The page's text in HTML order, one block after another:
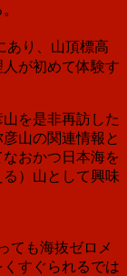
あり、山頂標高
が初めて体験す
を是非再訪した
山の関連情報と
おかつ日本海を
）山として興味
ても海抜ゼロメ
すぐられるでは